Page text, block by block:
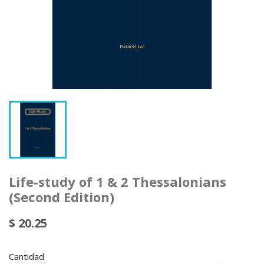
Life-study of 1 & 2 Thessalonians
(Second Edition)
$ 20.25
Cantidad